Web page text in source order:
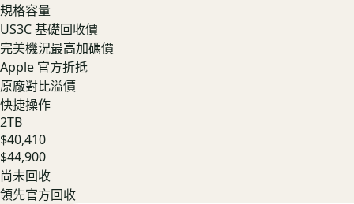
規格容量
US3C 基礎回收價
完美機況最高加碼價
Apple 官方折抵
原廠對比溢價
快捷操作
2TB
$40,410
$44,900
尚未回收
領先官方回收